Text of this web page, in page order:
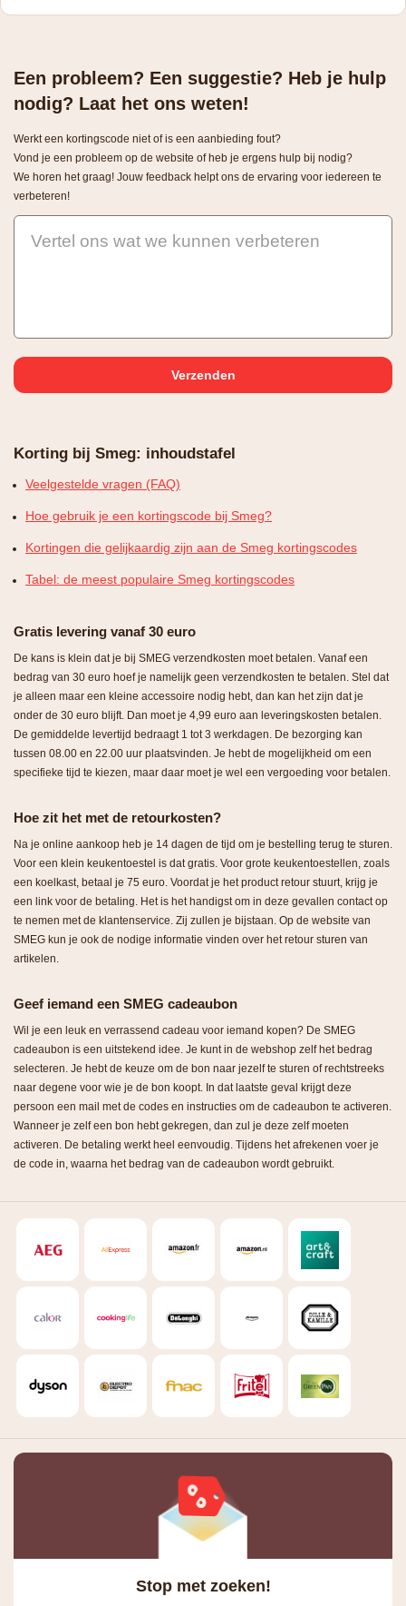
Een probleem? Een suggestie? Heb je hulp
nodig? Laat het ons weten!
Werkt een kortingscode niet of is een aanbieding fout?
Vond je een probleem op de website of heb je ergens hulp bij nodig?
We horen het graag! Jouw feedback helpt ons de ervaring voor iedereen te
verbeteren!
Vertel ons wat we kunnen verbeteren
Korting bij Smeg: inhoudstafel
Veelgestelde vragen (FAQ)
Hoe gebruik je een kortingscode bij Smeg?
Kortingen die gelijkaardig zijn aan de Smeg kortingscodes
Tabel: de meest populaire Smeg kortingscodes
Gratis levering vanaf 30 euro
De kans is klein dat je bij SMEG verzendkosten moet betalen. Vanaf een
bedrag van 30 euro hoef je namelijk geen verzendkosten te betalen. Stel dat
je alleen maar een kleine accessoire nodig hebt, dan kan het zijn dat je
onder de 30 euro blijft. Dan moet je 4,99 euro aan leveringskosten betalen.
De gemiddelde levertijd bedraagt 1 tot 3 werkdagen. De bezorging kan
tussen 08.00 en 22.00 uur plaatsvinden. Je hebt de mogelijkheid om een
specifieke tijd te kiezen, maar daar moet je wel een vergoeding voor betalen.
Hoe zit het met de retourkosten?
Na je online aankoop heb je 14 dagen de tijd om je bestelling terug te sturen.
Voor een klein keukentoestel is dat gratis. Voor grote keukentoestellen, zoals
een koelkast, betaal je 75 euro. Voordat je het product retour stuurt, krijg je
een link voor de betaling. Het is het handigst om in deze gevallen contact op
te nemen met de klantenservice. Zij zullen je bijstaan. Op de website van
SMEG kun je ook de nodige informatie vinden over het retour sturen van
artikelen.
Geef iemand een SMEG cadeaubon
Wil je een leuk en verrassend cadeau voor iemand kopen? De SMEG
cadeaubon is een uitstekend idee. Je kunt in de webshop zelf het bedrag
selecteren. Je hebt de keuze om de bon naar jezelf te sturen of rechtstreeks
naar degene voor wie je de bon koopt. In dat laatste geval krijgt deze
persoon een mail met de codes en instructies om de cadeaubon te activeren.
Wanneer je zelf een bon hebt gekregen, dan zul je deze zelf moeten
activeren. De betaling werkt heel eenvoudig. Tijdens het afrekenen voer je
de code in, waarna het bedrag van de cadeaubon wordt gebruikt.
Stop met zoeken!